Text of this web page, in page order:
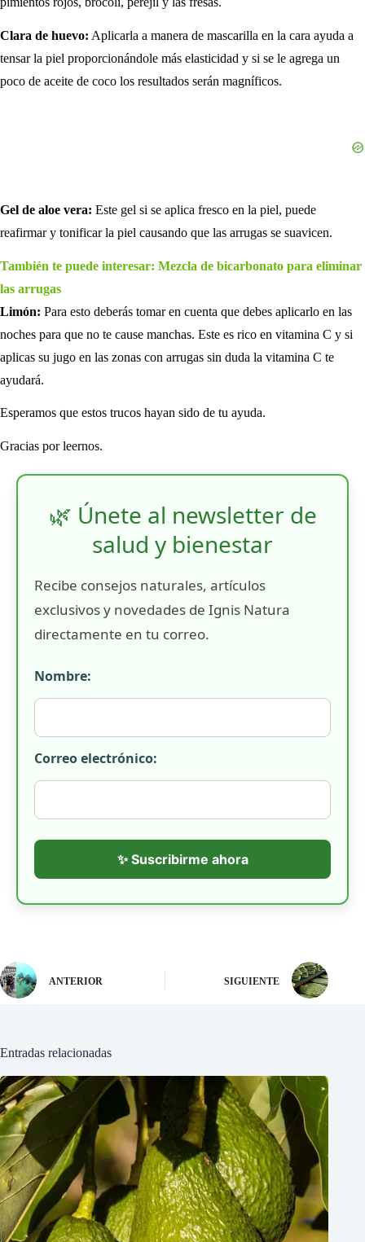
Clara de huevo: Aplicarla a manera de mascarilla en la cara ayuda a
tensar la piel proporcionándole más elasticidad y si se le agrega un
poco de aceite de coco los resultados serán magníficos.
Gel de aloe vera: Este gel si se aplica fresco en la piel, puede
reafirmar y tonificar la piel causando que las arrugas se suavicen.
También te puede interesar: Mezcla de bicarbonato para eliminar
las arrugas
Limón: Para esto deberás tomar en cuenta que debes aplicarlo en las
noches para que no te cause manchas. Este es rico en vitamina C y si
aplicas su jugo en las zonas con arrugas sin duda la vitamina C te
ayudará.
Esperamos que estos trucos hayan sido de tu ayuda.
Gracias por leernos.
🌿 Únete al newsletter de
salud y bienestar
Recibe consejos naturales, artículos
exclusivos y novedades de Ignis Natura
directamente en tu correo.
Nombre:
Correo electrónico:
✨ Suscribirme ahora
ANTERIOR SIGUIENTE
Entradas relacionadas